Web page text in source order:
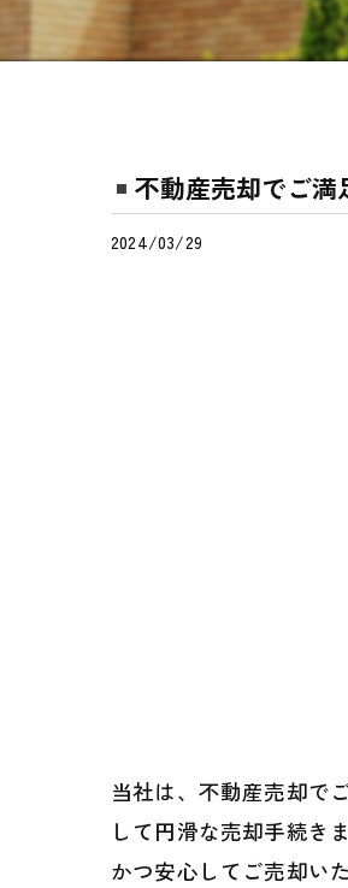
不動産売却でご満
2024/03/29
当社は、不動産売却で
して円滑な売却手続き
かつ安心してご売却い